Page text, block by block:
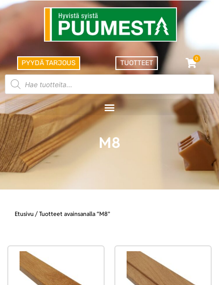
PYYDÄ TARJOUS TUOTTEET
0
M8
Etusivu / Tuotteet avainsanalla “M8”